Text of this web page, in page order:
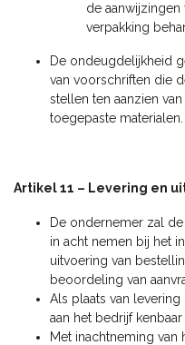
de
verpakking
De ondeugdelijkheid
van voorschriften die
stellen ten aanzien
toegepaste materialen.
Artikel 11 – Levering en
De ondernemer zal
in acht nemen bij het
uitvoering van
beoordeling van
Als plaats van
aan het bedrijf kenbaar
Met inachtneming